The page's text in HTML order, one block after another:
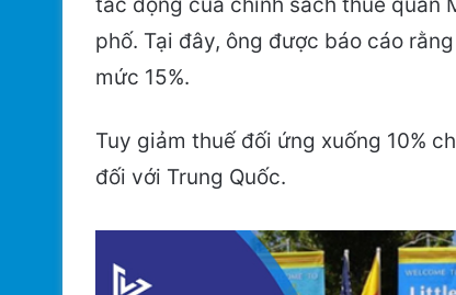
phố. Tại đây, ông được báo cáo
mức 15%.
Tuy giảm thuế đối ứng xuống 10%
đối với Trung Quốc.